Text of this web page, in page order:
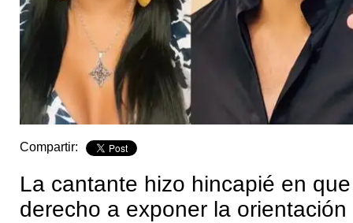
Compartir:
La cantante hizo hincapié en
derecho a exponer la